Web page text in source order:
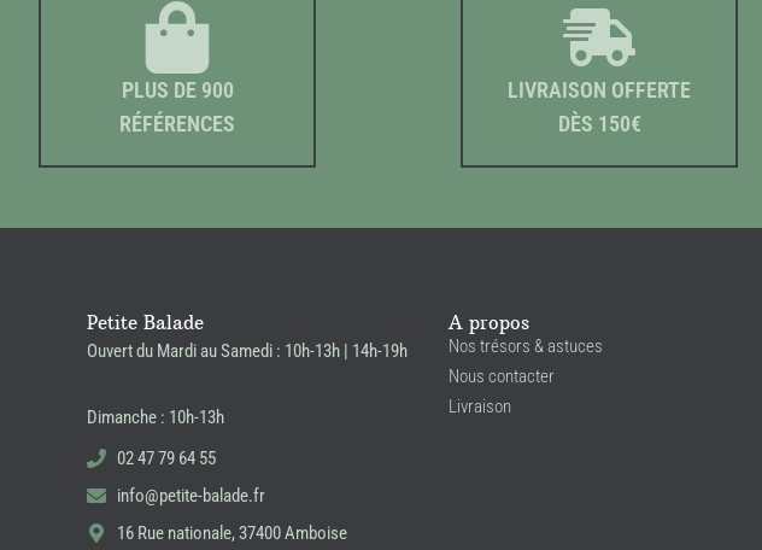
PLUS DE 900
RÉFÉRENCES
LIVRAISON OFFERTE
DÈS 150€
Petite Balade
Ouvert du Mardi au Samedi : 10h-13h | 14h-19h
Dimanche : 10h-13h
02 47 79 64 55
info@petite-balade.fr
16 Rue nationale, 37400 Amboise
A propos
Nos trésors & astuces
Nous contacter
Livraison